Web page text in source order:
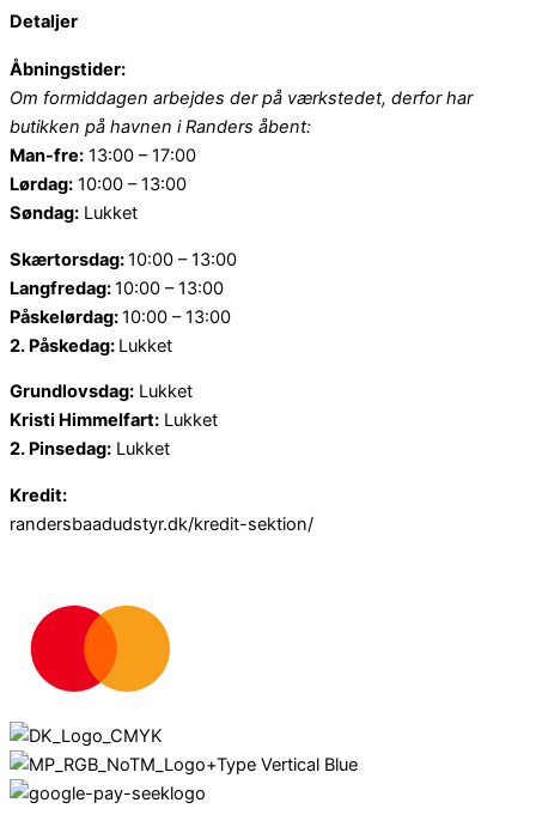
Detaljer
Åbningstider:
Om formiddagen arbejdes der på værkstedet, derfor har
butikken på havnen i Randers åbent:
Man-fre: 13:00 – 17:00
Lørdag: 10:00 – 13:00
Søndag: Lukket
Skærtorsdag:10:00 – 13:00
Langfredag:10:00 – 13:00
Påskelørdag:10:00 – 13:00
2. Påskedag: Lukket
Grundlovsdag: Lukket
Kristi Himmelfart: Lukket
2. Pinsedag: Lukket
Kredit:
randersbaadudstyr.dk/kredit-sektion/